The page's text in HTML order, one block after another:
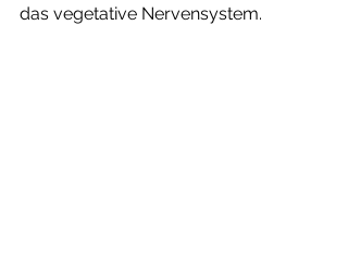
das vegetative Nervensystem.